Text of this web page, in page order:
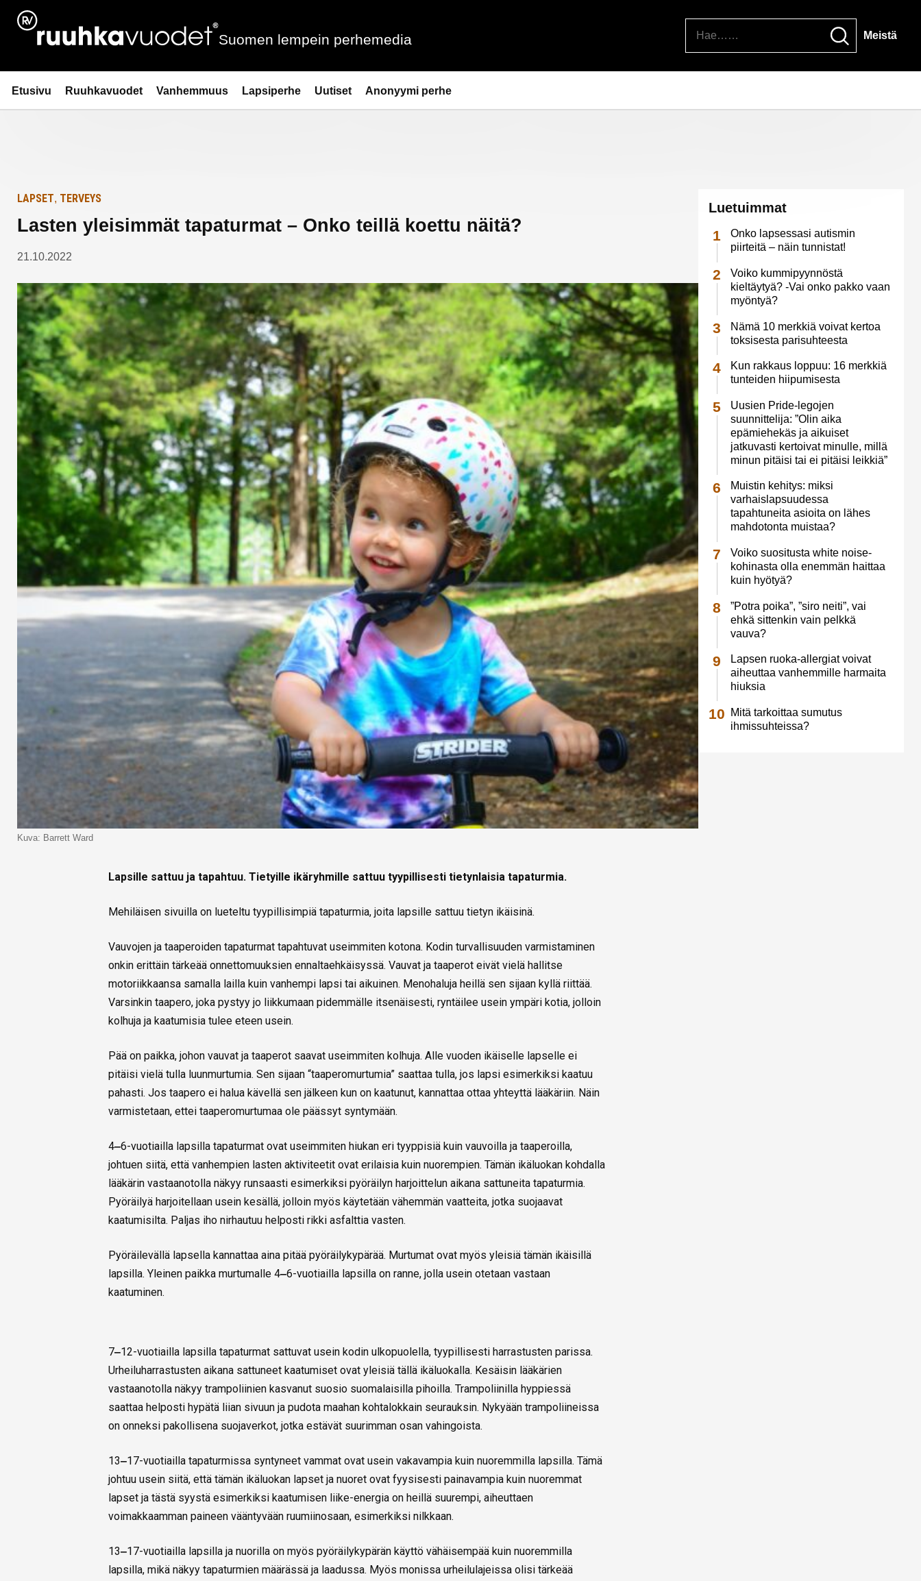
Siirry
sisältöön
Ruuhkavuodet.fi
Suomen lempein perhemedia Meistä
Etusivu Ruuhkavuodet Vanhemmuus Lapsiperhe Uutiset Anonyymi perhe
Etusivulle
LAPSET, TERVEYS
Lasten yleisimmät tapaturmat – Onko teillä koettu näitä?
21.10.2022
Kuva: Barrett Ward
Lapsille sattuu ja tapahtuu. Tietyille ikäryhmille sattuu tyypillisesti tietynlaisia tapaturmia.
Mehiläisen sivuilla on lueteltu tyypillisimpiä tapaturmia, joita lapsille sattuu tietyn ikäisinä.
Vauvojen ja taaperoiden tapaturmat tapahtuvat useimmiten kotona. Kodin turvallisuuden varmistaminen
onkin erittäin tärkeää onnettomuuksien ennaltaehkäisyssä. Vauvat ja taaperot eivät vielä hallitse
motoriikkaansa samalla lailla kuin vanhempi lapsi tai aikuinen. Menohaluja heillä sen sijaan kyllä riittää.
Varsinkin taapero, joka pystyy jo liikkumaan pidemmälle itsenäisesti, ryntäilee usein ympäri kotia, jolloin
kolhuja ja kaatumisia tulee eteen usein.
Pää on paikka, johon vauvat ja taaperot saavat useimmiten kolhuja. Alle vuoden ikäiselle lapselle ei
pitäisi vielä tulla luunmurtumia. Sen sijaan “taaperomurtumia” saattaa tulla, jos lapsi esimerkiksi kaatuu
pahasti. Jos taapero ei halua kävellä sen jälkeen kun on kaatunut, kannattaa ottaa yhteyttä lääkäriin. Näin
varmistetaan, ettei taaperomurtumaa ole päässyt syntymään.
4‒6-vuotiailla lapsilla tapaturmat ovat useimmiten hiukan eri tyyppisiä kuin vauvoilla ja taaperoilla,
johtuen siitä, että vanhempien lasten aktiviteetit ovat erilaisia kuin nuorempien. Tämän ikäluokan kohdalla
lääkärin vastaanotolla näkyy runsaasti esimerkiksi pyöräilyn harjoittelun aikana sattuneita tapaturmia.
Pyöräilyä harjoitellaan usein kesällä, jolloin myös käytetään vähemmän vaatteita, jotka suojaavat
kaatumisilta. Paljas iho nirhautuu helposti rikki asfalttia vasten.
Pyöräilevällä lapsella kannattaa aina pitää pyöräilykypärää. Murtumat ovat myös yleisiä tämän ikäisillä
lapsilla. Yleinen paikka murtumalle 4‒6-vuotiailla lapsilla on ranne, jolla usein otetaan vastaan
kaatuminen.
7‒12-vuotiailla lapsilla tapaturmat sattuvat usein kodin ulkopuolella, tyypillisesti harrastusten parissa.
Urheiluharrastusten aikana sattuneet kaatumiset ovat yleisiä tällä ikäluokalla. Kesäisin lääkärien
vastaanotolla näkyy trampoliinien kasvanut suosio suomalaisilla pihoilla. Trampoliinilla hyppiessä
saattaa helposti hypätä liian sivuun ja pudota maahan kohtalokkain seurauksin. Nykyään trampoliineissa
on onneksi pakollisena suojaverkot, jotka estävät suurimman osan vahingoista.
13‒17-vuotiailla tapaturmissa syntyneet vammat ovat usein vakavampia kuin nuoremmilla lapsilla. Tämä
johtuu usein siitä, että tämän ikäluokan lapset ja nuoret ovat fyysisesti painavampia kuin nuoremmat
lapset ja tästä syystä esimerkiksi kaatumisen liike-energia on heillä suurempi, aiheuttaen
voimakkaamman paineen vääntyvään ruumiinosaan, esimerkiksi nilkkaan.
13‒17-vuotiailla lapsilla ja nuorilla on myös pyöräilykypärän käyttö vähäisempää kuin nuoremmilla
lapsilla, mikä näkyy tapaturmien määrässä ja laadussa. Myös monissa urheilulajeissa olisi tärkeää
Luetuimmat
Onko lapsessasi autismin
piirteitä – näin tunnistat!
Voiko kummipyynnöstä
kieltäytyä? -Vai onko pakko vaan
myöntyä?
Nämä 10 merkkiä voivat kertoa
toksisesta parisuhteesta
Kun rakkaus loppuu: 16 merkkiä
tunteiden hiipumisesta
Uusien Pride-legojen
suunnittelija: ”Olin aika
epämiehekäs ja aikuiset
jatkuvasti kertoivat minulle, millä
minun pitäisi tai ei pitäisi leikkiä”
Muistin kehitys: miksi
varhaislapsuudessa
tapahtuneita asioita on lähes
mahdotonta muistaa?
Voiko suositusta white noise-
kohinasta olla enemmän haittaa
kuin hyötyä?
”Potra poika”, ”siro neiti”, vai
ehkä sittenkin vain pelkkä
vauva?
Lapsen ruoka-allergiat voivat
aiheuttaa vanhemmille harmaita
hiuksia
Mitä tarkoittaa sumutus
ihmissuhteissa?